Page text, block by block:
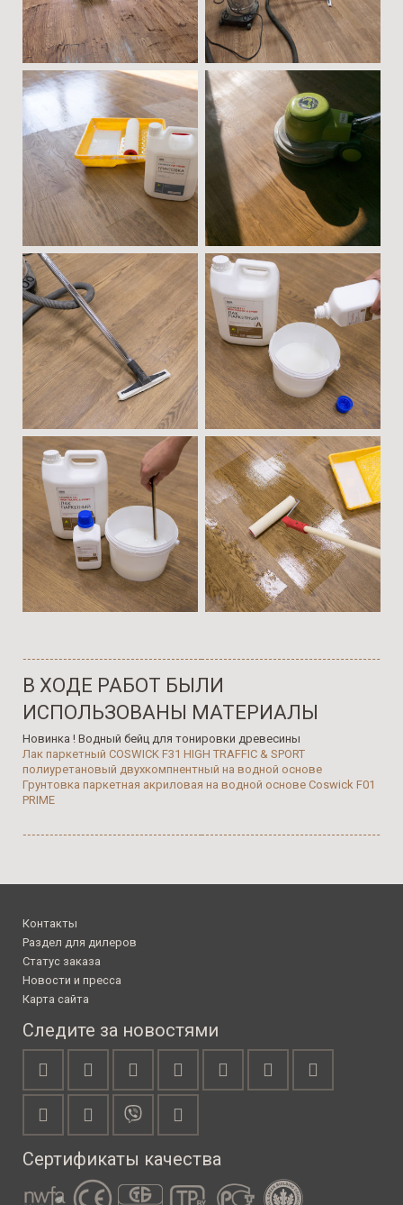
В ХОДЕ РАБОТ БЫЛИ
ИСПОЛЬЗОВАНЫ МАТЕРИАЛЫ
Новинка ! Водный бейц для тонировки древесины
Лак паркетный COSWICK F31 HIGH TRAFFIC & SPORT
полиуретановый двухкомпнентный на водной основе
Грунтовка паркетная акриловая на водной основе Coswick F01
PRIME
Контакты
Раздел для дилеров
Статус заказа
Новости и пресса
Карта сайта
Следите за новостями
Сертификаты качества